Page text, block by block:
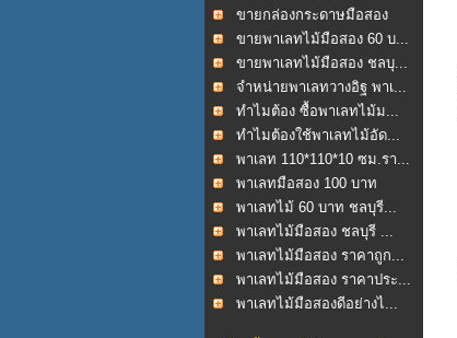
มุมCor...ขายกล่องกระดาษมือสอง
ช...
ขายพาเลทไม้มือสอง 60 บ...
ขายพาเลทไม้มือสอง ชลบุ...
จำหน่ายพาเลทวางอิฐ พาเ...
ทำไมต้อง ซื้อพาเลทไม้ม...
ทำไมต้องใช้พาเลทไม้อัด...
พาเลท 110*110*10 ซม.รา...
พาเลทมือสอง 100 บาท
พาเลทไม้ 60 บาท ชลบุรี...
พาเลทไม้มือสอง ชลบุรี ...
พาเลทไม้มือสอง ราคาถูก...
พาเลทไม้มือสอง ราคาประ...
พาเลทไม้มือสองดีอย่างไ...